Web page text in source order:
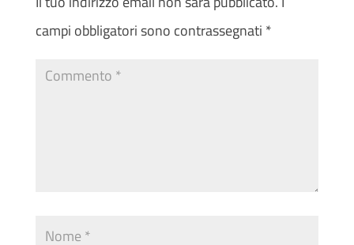
campi obbligatori sono contrassegnati *